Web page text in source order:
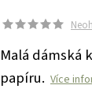
Malá dámská
papíru. Více